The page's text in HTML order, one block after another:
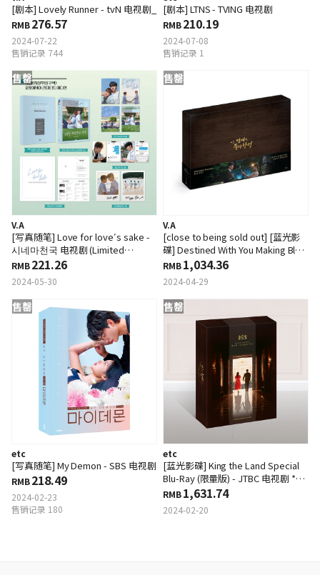
[剧本] Lovely Runner - tvN 电视剧_
RMB276.57
2024-07-22
售销记录 744
[剧本] LTNS - TVING 电视剧
RMB210.19
2024-07-08
售销记录 1
售罄
V.A
[写真随笔] Love for love′s sake -
시네마천국 电视剧 (Limited
Edition)
RMB221.26
2024-05-30
售罄
V.A
[close to being sold out] [蓝光影
碟] Destined With You Making Blu-
Ray- JTBC 电视剧 *早期售罄订单可
能会被取消
RMB1,034.36
2024-04-29
售罄
etc
[写真随笔] My Demon - SBS 电视剧
RMB218.49
2024-02-23
售销记录 180
售罄
etc
[蓝光影碟] King the Land Special
Blu-Ray (限量版) - JTBC 电视剧 *早
期售罄订单可能会被取消
RMB1,631.74
2024-02-20